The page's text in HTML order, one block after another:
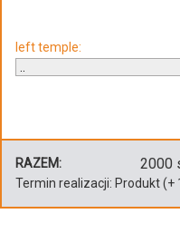
left temple:
RAZEM: 2000
Termin realizacji: Produkt(+